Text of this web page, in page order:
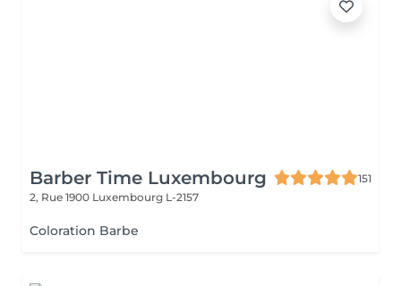
Barber Time Luxembourg
151
2, Rue 1900 Luxembourg L-2157
Coloration Barbe